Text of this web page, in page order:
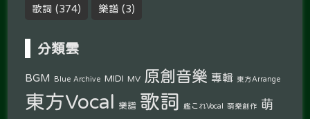
歌詞 (374) 樂譜 (3)
分類雲
BGM Blue Archive MIDI MV 原創音樂 專輯 東方Arrange
東方Vocal 樂譜 歌詞 艦これVocal 萌樂創作 萌